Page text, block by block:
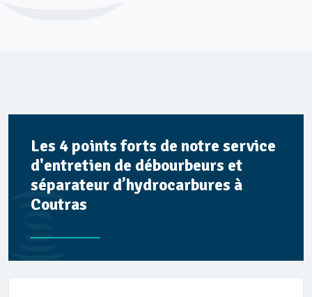
Les 4 points forts de notre service
d'entretien de débourbeurs et
séparateur d’hydrocarbures à
Coutras